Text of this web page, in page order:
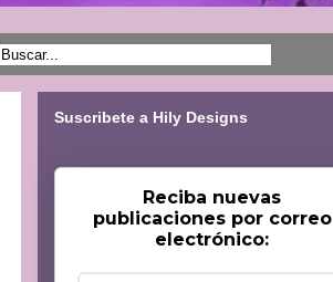
Suscribete a Hily Designs
Reciba nuevas
publicaciones por correo
electrónico: